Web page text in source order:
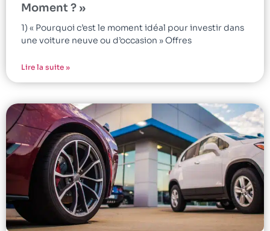
Moment ? »
1) « Pourquoi c’est le moment idéal pour investir dans
une voiture neuve ou d’occasion » Offres
Lire la suite »